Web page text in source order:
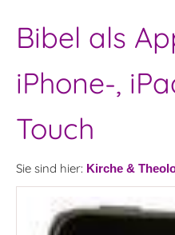
Bibel als
iPhone-,
Touch
Sie sind hier: Kirche &